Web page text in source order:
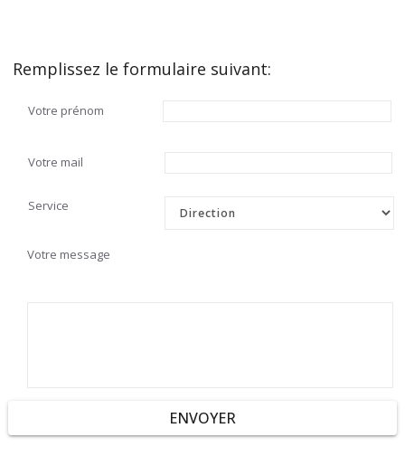
Remplissez le formulaire suivant:
Votre prénom
Votre mail
Service
Votre message
ENVOYER